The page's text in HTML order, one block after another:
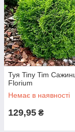
Туя Tiny Tim
Florium
Немає в наявності
129,95 ₴